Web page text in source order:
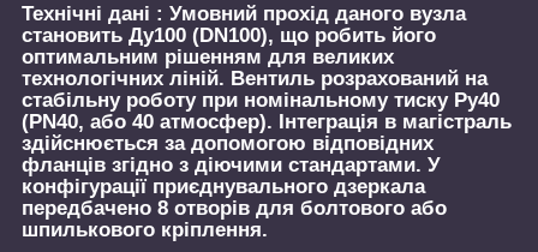
Технічні дані : Умовний прохід даного вузла
становить Ду100 (DN100), що робить його
оптимальним рішенням для великих
технологічних ліній. Вентиль розрахований на
стабільну роботу при номінальному тиску Ру40
(PN40, або 40 атмосфер). Інтеграція в магістраль
здійснюється за допомогою відповідних
фланців згідно з діючими стандартами. У
конфігурації приєднувального дзеркала
передбачено 8 отворів для болтового або
шпилькового кріплення.